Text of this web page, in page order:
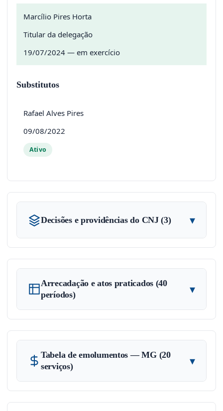
Marcílio Pires Horta
Titular da delegação
19/07/2024 — em exercício
Substitutos
Rafael Alves Pires
09/08/2022
Ativo
Decisões e providências do CNJ (3) ▾
Arrecadação e atos praticados (40
períodos)
▾
Tabela de emolumentos — MG (20
serviços)
▾